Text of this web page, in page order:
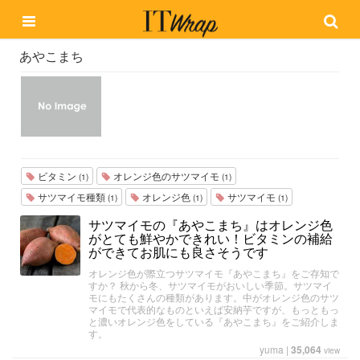
あやこまち
ビタミン (1) オレンジ色のサツマイモ (1)
サツマイモ種類 (1) オレンジ色 (1) サツマイモ (1)
サツマイモの『あやこまち』はオレンジ色
がとても鮮やかできれい！ビタミンの補給
ができてお肌にも良さそうです
オレンジ色が際立つサツマイモ『あやこまち』をご存知で
すか？ 秋から冬、サツマイモがおいしい季節。サツマイ
モにもたくさんの種類があります。中がオレンジ色のサツ
マイモで代表的なものといえば安納芋ですが、もっともっ
と濃いオレンジ色をしている『あやこまち』をご紹介しま
す。
yuma | 35,064 view